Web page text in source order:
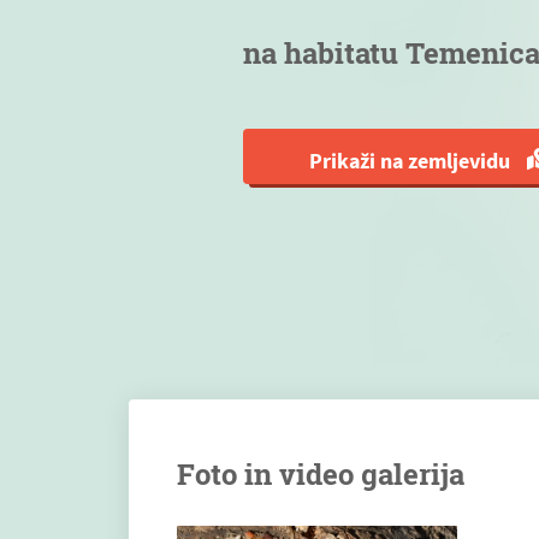
na habitatu Temenica
Prikaži na zemljevidu
Foto in video galerija